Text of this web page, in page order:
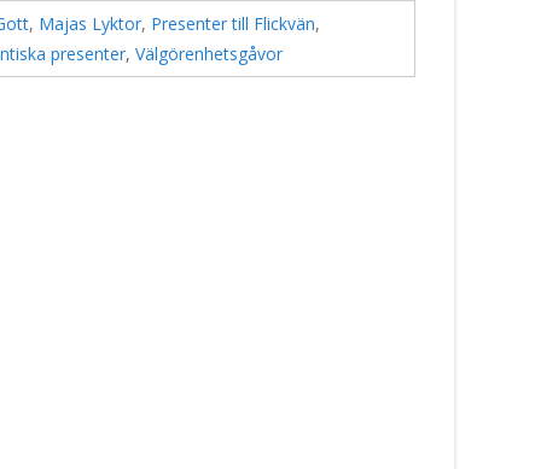
, Majas Lyktor, Presenter till Flickvän,
presenter, Välgörenhetsgåvor